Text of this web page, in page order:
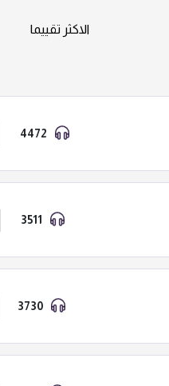
الاكثر تقييما